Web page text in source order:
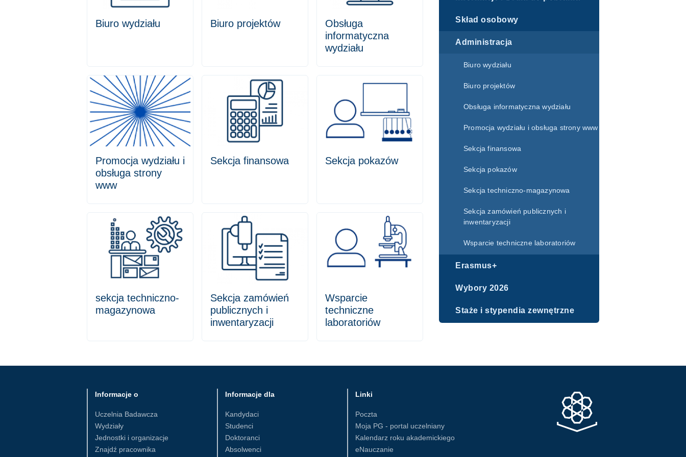
Skład osobowy
Administracja
Biuro wydziału
Biuro projektów
Obsługa informatyczna wydziału
Promocja wydziału i obsługa strony www
Sekcja finansowa
Sekcja pokazów
Sekcja techniczno-magazynowa
Sekcja zamówień publicznych i
inwentaryzacji
Wsparcie techniczne laboratoriów
Erasmus+
Wybory 2026
Staże i stypendia zewnętrzne
Biuro wydziału Biuro projektów
Obsługa
informatyczna
wydziału
Promocja wydziału i
obsługa strony
www
Sekcja finansowa Sekcja pokazów
sekcja techniczno-
magazynowa
Sekcja zamówień
publicznych i
inwentaryzacji
Wsparcie
techniczne
laboratoriów
Informacje o
Uczelnia Badawcza
Wydziały
Jednostki i organizacje
Znajdź pracownika
Informacje dla
Kandydaci
Studenci
Doktoranci
Absolwenci
Linki
Poczta
Moja PG - portal uczelniany
Kalendarz roku akademickiego
eNauczanie